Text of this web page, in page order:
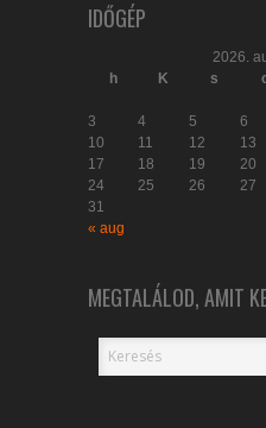
IDŐGÉP
2026.
h
K s
3
4 5 6
10
11 12 13
17
18 19 20
24
25 26 27
31
« aug
MEGTALÁLOD, AMIT